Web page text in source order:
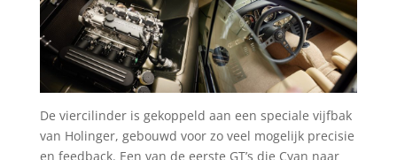
De viercilinder is gekoppeld aan een speciale vijfbak
van Holinger, gebouwd voor zo veel mogelijk precisie
en feedback. Een van de eerste GT’s die Cyan naar